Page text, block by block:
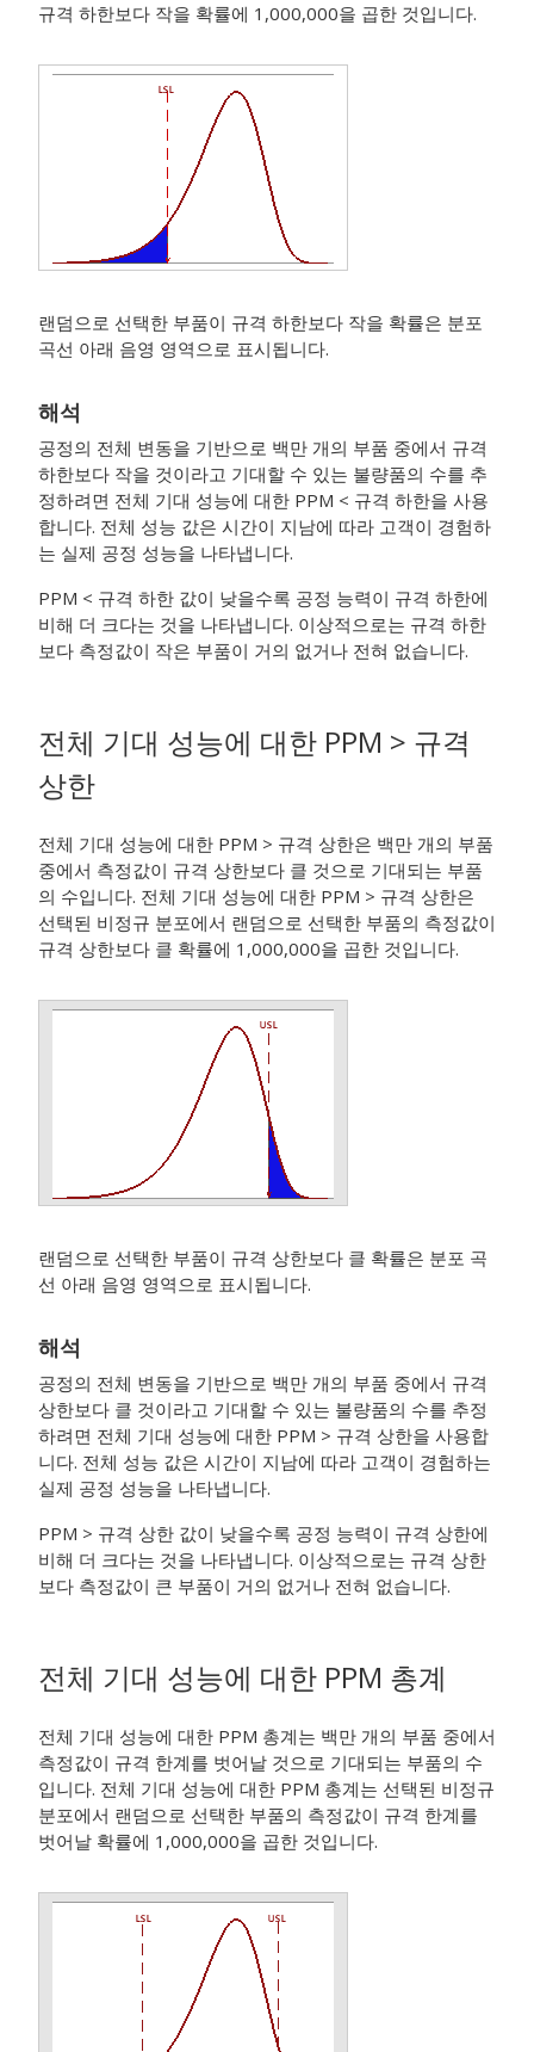
규격 하한보다 작을 확률에 1,000,000을 곱한 것입니다.
랜덤으로 선택한 부품이 규격 하한보다 작을 확률은 분포
곡선 아래 음영 영역으로 표시됩니다.
해석
공정의 전체 변동을 기반으로 백만 개의 부품 중에서 규격
하한보다 작을 것이라고 기대할 수 있는 불량품의 수를 추
정하려면 전체 기대 성능에 대한 PPM < 규격 하한을 사용
합니다. 전체 성능 값은 시간이 지남에 따라 고객이 경험하
는 실제 공정 성능을 나타냅니다.
PPM < 규격 하한 값이 낮을수록 공정 능력이 규격 하한에
비해 더 크다는 것을 나타냅니다. 이상적으로는 규격 하한
보다 측정값이 작은 부품이 거의 없거나 전혀 없습니다.
전체 기대 성능에 대한 PPM > 규격
상한
전체 기대 성능에 대한 PPM > 규격 상한은 백만 개의 부품
중에서 측정값이 규격 상한보다 클 것으로 기대되는 부품
의 수입니다. 전체 기대 성능에 대한 PPM > 규격 상한은
선택된 비정규 분포에서 랜덤으로 선택한 부품의 측정값이
규격 상한보다 클 확률에 1,000,000을 곱한 것입니다.
랜덤으로 선택한 부품이 규격 상한보다 클 확률은 분포 곡
선 아래 음영 영역으로 표시됩니다.
해석
공정의 전체 변동을 기반으로 백만 개의 부품 중에서 규격
상한보다 클 것이라고 기대할 수 있는 불량품의 수를 추정
하려면 전체 기대 성능에 대한 PPM > 규격 상한을 사용합
니다. 전체 성능 값은 시간이 지남에 따라 고객이 경험하는
실제 공정 성능을 나타냅니다.
PPM > 규격 상한 값이 낮을수록 공정 능력이 규격 상한에
비해 더 크다는 것을 나타냅니다. 이상적으로는 규격 상한
보다 측정값이 큰 부품이 거의 없거나 전혀 없습니다.
전체 기대 성능에 대한 PPM 총계
전체 기대 성능에 대한 PPM 총계는 백만 개의 부품 중에서
측정값이 규격 한계를 벗어날 것으로 기대되는 부품의 수
입니다. 전체 기대 성능에 대한 PPM 총계는 선택된 비정규
분포에서 랜덤으로 선택한 부품의 측정값이 규격 한계를
벗어날 확률에 1,000,000을 곱한 것입니다.